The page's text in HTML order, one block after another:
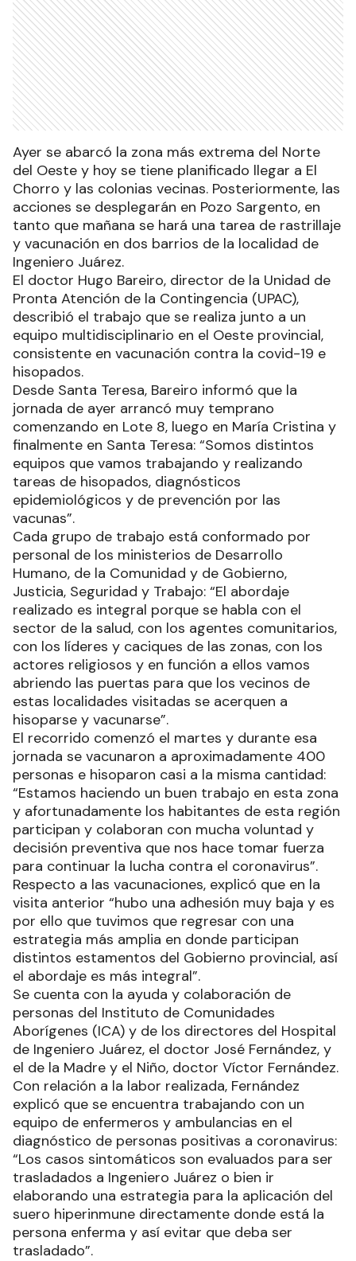
Ayer se abarcó la zona más extrema del Norte
del Oeste y hoy se tiene planificado llegar a El
Chorro y las colonias vecinas. Posteriormente, las
acciones se desplegarán en Pozo Sargento, en
tanto que mañana se hará una tarea de rastrillaje
y vacunación en dos barrios de la localidad de
Ingeniero Juárez.
El doctor Hugo Bareiro, director de la Unidad de
Pronta Atención de la Contingencia (UPAC),
describió el trabajo que se realiza junto a un
equipo multidisciplinario en el Oeste provincial,
consistente en vacunación contra la covid-19 e
hisopados.
Desde Santa Teresa, Bareiro informó que la
jornada de ayer arrancó muy temprano
comenzando en Lote 8, luego en María Cristina y
finalmente en Santa Teresa: “Somos distintos
equipos que vamos trabajando y realizando
tareas de hisopados, diagnósticos
epidemiológicos y de prevención por las
vacunas”.
Cada grupo de trabajo está conformado por
personal de los ministerios de Desarrollo
Humano, de la Comunidad y de Gobierno,
Justicia, Seguridad y Trabajo: “El abordaje
realizado es integral porque se habla con el
sector de la salud, con los agentes comunitarios,
con los líderes y caciques de las zonas, con los
actores religiosos y en función a ellos vamos
abriendo las puertas para que los vecinos de
estas localidades visitadas se acerquen a
hisoparse y vacunarse”.
El recorrido comenzó el martes y durante esa
jornada se vacunaron a aproximadamente 400
personas e hisoparon casi a la misma cantidad:
“Estamos haciendo un buen trabajo en esta zona
y afortunadamente los habitantes de esta región
participan y colaboran con mucha voluntad y
decisión preventiva que nos hace tomar fuerza
para continuar la lucha contra el coronavirus”.
Respecto a las vacunaciones, explicó que en la
visita anterior “hubo una adhesión muy baja y es
por ello que tuvimos que regresar con una
estrategia más amplia en donde participan
distintos estamentos del Gobierno provincial, así
el abordaje es más integral”.
Se cuenta con la ayuda y colaboración de
personas del Instituto de Comunidades
Aborígenes (ICA) y de los directores del Hospital
de Ingeniero Juárez, el doctor José Fernández, y
el de la Madre y el Niño, doctor Víctor Fernández.
Con relación a la labor realizada, Fernández
explicó que se encuentra trabajando con un
equipo de enfermeros y ambulancias en el
diagnóstico de personas positivas a coronavirus:
“Los casos sintomáticos son evaluados para ser
trasladados a Ingeniero Juárez o bien ir
elaborando una estrategia para la aplicación del
suero hiperinmune directamente donde está la
persona enferma y así evitar que deba ser
trasladado”.